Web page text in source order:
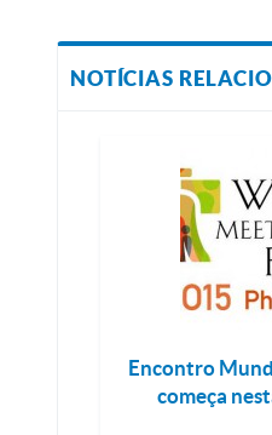
NOTÍCIAS
Encontro
começa